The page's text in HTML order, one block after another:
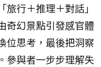
行＋推理＋對話」
奇幻景點引發感官體
位思考，最後把洞察
參與者一步步理解失